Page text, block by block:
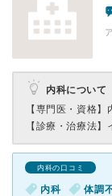
内科について
【専門医・資格】
【診療・治療法】
内科の口コミ
内科 体調